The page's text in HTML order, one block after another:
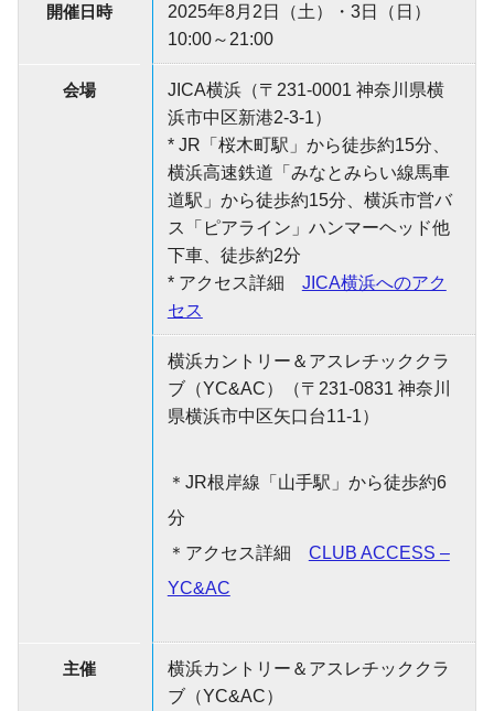
開催日時
2025年8月2日（土）・3日（日）
10:00～21:00
会場
JICA横浜（〒231-0001 神奈川県横
浜市中区新港2-3-1）
* JR「桜木町駅」から徒歩約15分、
横浜高速鉄道「みなとみらい線馬車
道駅」から徒歩約15分、横浜市営バ
ス「ピアライン」ハンマーヘッド他
下車、徒歩約2分
* アクセス詳細 JICA横浜へのアク
セス
横浜カントリー＆アスレチッククラ
ブ（YC&AC）（〒231-0831 神奈川
県横浜市中区矢口台11-1）
＊JR根岸線「山手駅」から徒歩約6
分
＊アクセス詳細 CLUB ACCESS –
YC&AC
主催
横浜カントリー＆アスレチッククラ
ブ（YC&AC）